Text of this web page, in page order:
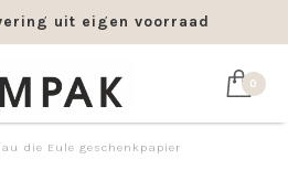
uit eigen voorraad
0
die Eule geschenkpapier